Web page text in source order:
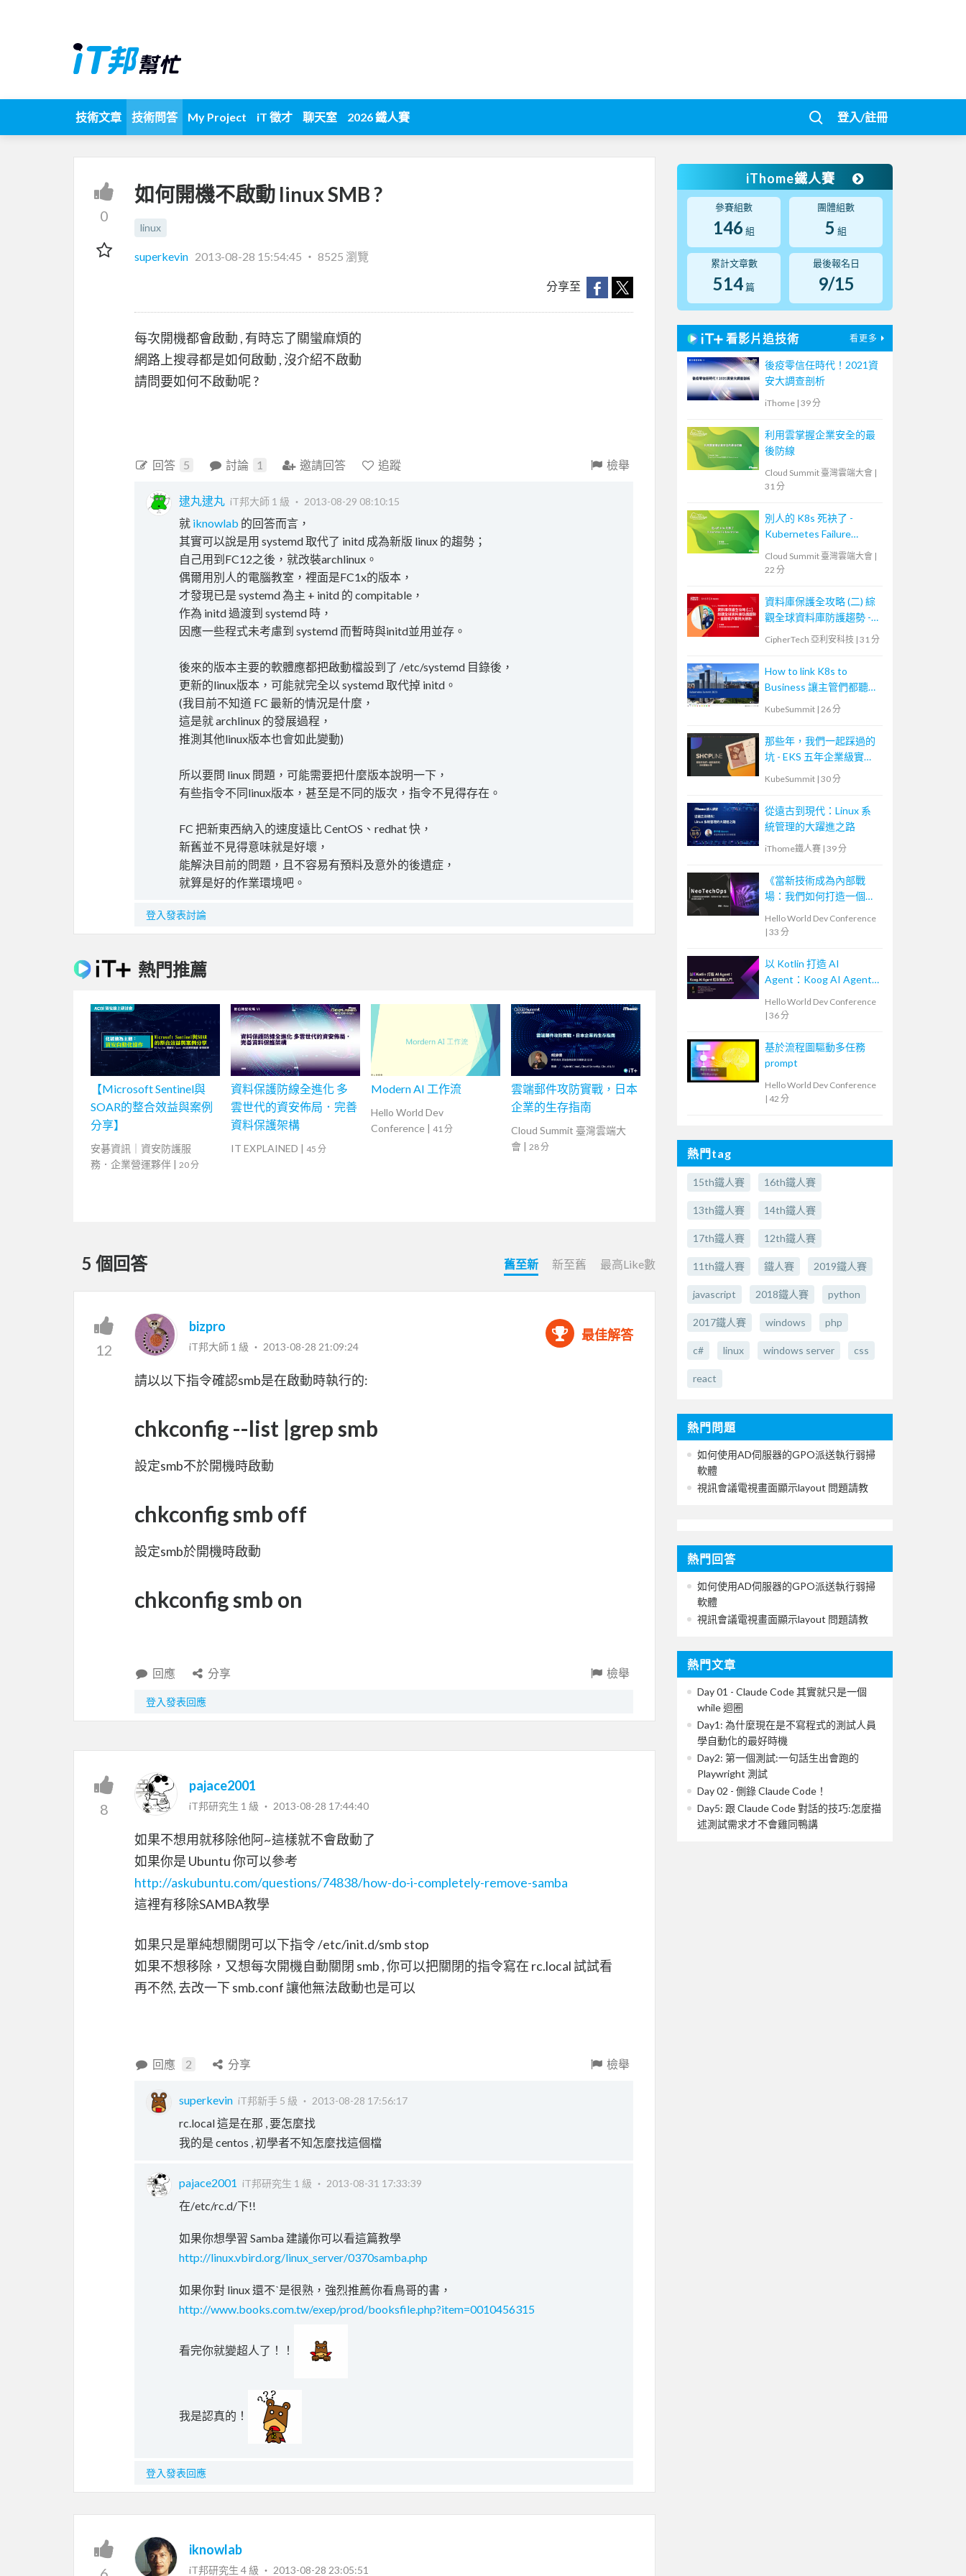
技術文章 技術問答 My Project iT 徵才 聊天室 2026 鐵人賽 登入/註冊
0
如何開機不啟動 linux SMB ?
linux
superkevin 2013-08-28 15:54:45 ‧ 8525 瀏覽
分享至
每次開機都會啟動 , 有時忘了關蠻麻煩的
網路上搜尋都是如何啟動 , 沒介紹不啟動
請問要如何不啟動呢 ?
回答 5 討論 1 邀請回答 追蹤 檢舉
逮丸逮丸 iT邦大師 1 級 ‧ 2013-08-29 08:10:15
就 iknowlab 的回答而言，
其實可以說是用 systemd 取代了 initd 成為新版 linux 的趨勢；
自己用到FC12之後，就改裝archlinux。
偶爾用別人的電腦教室，裡面是FC1x的版本，
才發現已是 systemd 為主 + initd 的 compitable，
作為 initd 過渡到 systemd 時，
因應一些程式未考慮到 systemd 而暫時與initd並用並存。
後來的版本主要的軟體應都把啟動檔設到了 /etc/systemd 目錄後，
更新的linux版本，可能就完全以 systemd 取代掉 initd。
(我目前不知道 FC 最新的情況是什麼，
這是就 archlinux 的發展過程，
推測其他linux版本也會如此變動)
所以要問 linux 問題，可能需要把什麼版本說明一下，
有些指令不同linux版本，甚至是不同的版次，指令不見得存在。
FC 把新東西納入的速度遠比 CentOS、redhat 快，
新舊並不見得意味就是好壞，
能解決目前的問題，且不容易有預料及意外的後遺症，
就算是好的作業環境吧。
登入發表討論
熱門推薦
【Microsoft Sentinel與
SOAR的整合效益與案例
分享】
安碁資訊｜資安防護服
務．企業營運夥伴 | 20 分
資料保護防線全進化 多
雲世代的資安佈局．完善
資料保護架構
IT EXPLAINED | 45 分
Modern AI 工作流
Hello World Dev
Conference | 41 分
雲端郵件攻防實戰，日本
企業的生存指南
Cloud Summit 臺灣雲端大
會 | 28 分
5 個回答 舊至新 新至舊 最高Like數
12
bizpro
iT邦大師 1 級 ‧ 2013-08-28 21:09:24
最佳解答
請以以下指令確認smb是在啟動時執行的:
chkconfig --list |grep smb
設定smb不於開機時啟動
chkconfig smb off
設定smb於開機時啟動
chkconfig smb on
回應 分享 檢舉
登入發表回應
8
pajace2001
iT邦研究生 1 級 ‧ 2013-08-28 17:44:40
如果不想用就移除他阿~這樣就不會啟動了
如果你是 Ubuntu 你可以參考
http://askubuntu.com/questions/74838/how-do-i-completely-remove-samba
這裡有移除SAMBA教學
如果只是單純想關閉可以下指令 /etc/init.d/smb stop
如果不想移除，又想每次開機自動關閉 smb , 你可以把關閉的指令寫在 rc.local 試試看
再不然, 去改一下 smb.conf 讓他無法啟動也是可以
回應 2 分享 檢舉
superkevin iT邦新手 5 級 ‧ 2013-08-28 17:56:17
rc.local 這是在那 , 要怎麼找
我的是 centos , 初學者不知怎麼找這個檔
pajace2001 iT邦研究生 1 級 ‧ 2013-08-31 17:33:39
在/etc/rc.d/下!!
如果你想學習 Samba 建議你可以看這篇教學
http://linux.vbird.org/linux_server/0370samba.php
如果你對 linux 還不ˋ是很熟，強烈推薦你看鳥哥的書，
http://www.books.com.tw/exep/prod/booksfile.php?item=0010456315
看完你就變超人了！！
我是認真的！
登入發表回應
iknowlab
iT邦研究生 4 級 ‧ 2013-08-28 23:05:51
iThome鐵人賽
參賽組數
146 組
團體組數
5 組
累計文章數
514 篇
最後報名日
9/15
看影片追技術 看更多
後疫零信任時代！2021資
安大調查剖析
iThome | 39 分
利用雲掌握企業安全的最
後防線
Cloud Summit 臺灣雲端大會 |
31 分
別人的 K8s 死袂了 -
Kubernetes Failure
Cloud Summit 臺灣雲端大會 |
22 分
資料庫保護全攻略 (二) 綜
觀全球資料庫防護趨勢 -
金融客戶案例大剖析
CipherTech 亞利安科技 | 31 分
How to link K8s to
Business 讓主管們都聽得
KubeSummit | 26 分
那些年，我們一起踩過的
坑 - EKS 五年企業級實戰
KubeSummit | 30 分
從遠古到現代：Linux 系
統管理的大躍進之路
iThome鐵人賽 | 39 分
《當新技術成為內部戰
場：我們如何打造一個能
NeoTech Ops
Hello World Dev Conference
| 33 分
以 Kotlin 打造 AI
Agent：Koog AI Agent
Hello World Dev Conference
| 36 分
基於流程圖驅動多任務
prompt
Hello World Dev Conference
| 42 分
熱門tag
15th鐵人賽 16th鐵人賽
13th鐵人賽 14th鐵人賽
17th鐵人賽 12th鐵人賽
11th鐵人賽 鐵人賽 2019鐵人賽
javascript 2018鐵人賽 python
2017鐵人賽 windows php
c# linux windows server css
react
熱門問題
如何使用AD伺服器的GPO派送執行弱掃
軟體
視訊會議電視畫面顯示layout 問題請教
熱門回答
如何使用AD伺服器的GPO派送執行弱掃
軟體
視訊會議電視畫面顯示layout 問題請教
熱門文章
Day 01 - Claude Code 其實就只是一個
while 迴圈
Day1: 為什麼現在是不寫程式的測試人員
學自動化的最好時機
Day2: 第一個測試:一句話生出會跑的
Playwright 測試
Day 02 - 側錄 Claude Code！
Day5: 跟 Claude Code 對話的技巧:怎麼描
述測試需求才不會雞同鴨講